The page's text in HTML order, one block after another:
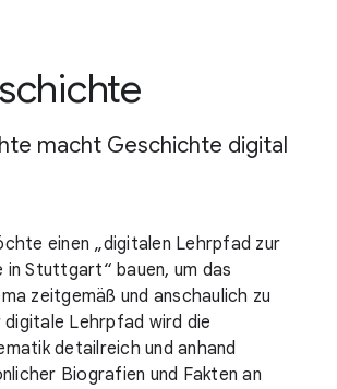
macht Geschichte digital
einen „digitalen Lehrpfad zur
in Stuttgart“ bauen, um das
zeitgemäß und anschaulich zu
Lehrpfad wird die
detailreich und anhand
Biografien und Fakten an